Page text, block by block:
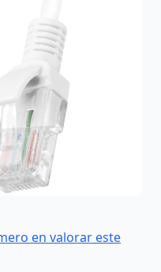
en valorar este